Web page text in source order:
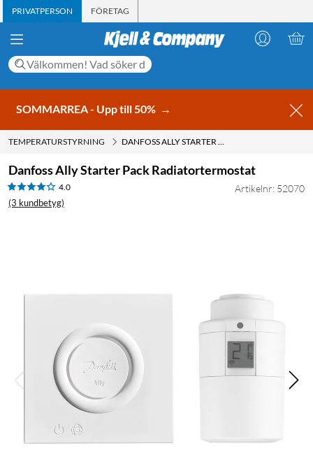
PRIVATPERSON FÖRETAG
SOMMARREA - Upp till 50% →
TEMPERATURSTYRNING DANFOSS ALLY STARTER PACK RADIATORTERMOSTAT
Danfoss Ally Starter Pack Radiatortermostat
4.0
(3 kundbetyg)
Artikelnr: 52070